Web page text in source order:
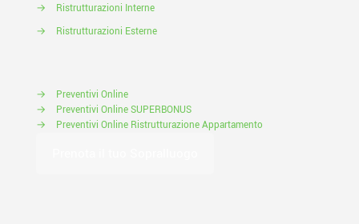
→
Ristrutturazioni Interne
→
Ristrutturazioni Esterne
→
Preventivi Online
→
Preventivi Online SUPERBONUS
→
Preventivi Online Ristrutturazione Appartamento